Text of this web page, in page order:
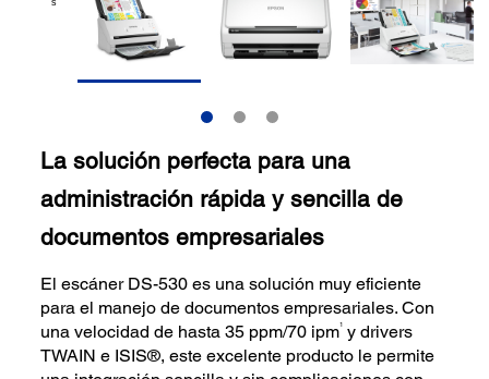
La solución perfecta para una
administración rápida y sencilla de
documentos empresariales
El escáner DS-530 es una solución muy eficiente
para el manejo de documentos empresariales. Con
una velocidad de hasta 35 ppm/70 ipm1 y drivers
TWAIN e ISIS®, este excelente producto le permite